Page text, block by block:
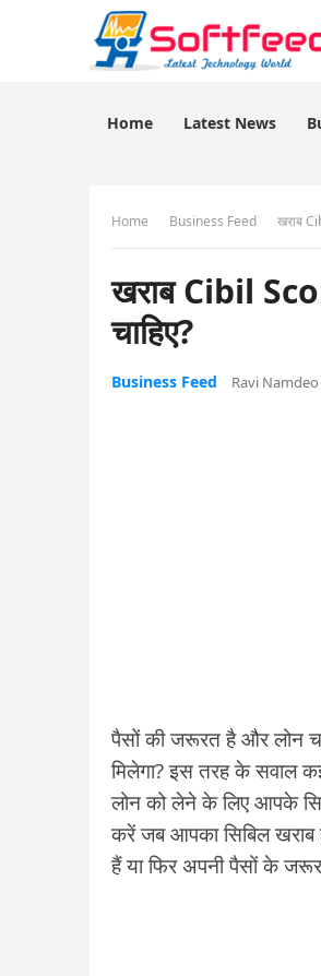
Home Latest News
Home Business Feed खराब
खराब Cibil
चाहिए?
Business Feed Ravi Namdeo
पैसों की जरूरत है और लोन
मिलेगा? इस तरह के सवाल
लोन को लेने के लिए आपके
करें जब आपका सिबिल
हैं या फिर अपनी पैसों के